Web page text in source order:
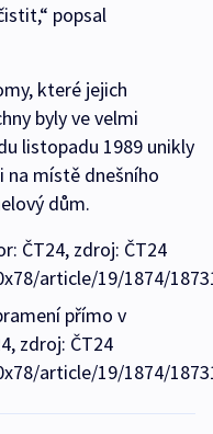
popsal
které jejich
byly ve velmi
listopadu 1989 unikly
na místě dnešního
dům.
ČT24, zdroj: ČT24
article/19/1874/
přímo v
zdroj: ČT24
article/19/1874/